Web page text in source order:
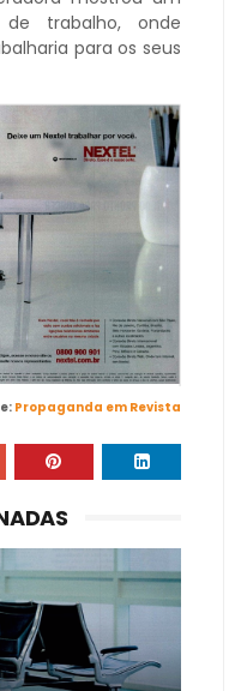
trabalho, onde
para os seus
Propaganda em Revista